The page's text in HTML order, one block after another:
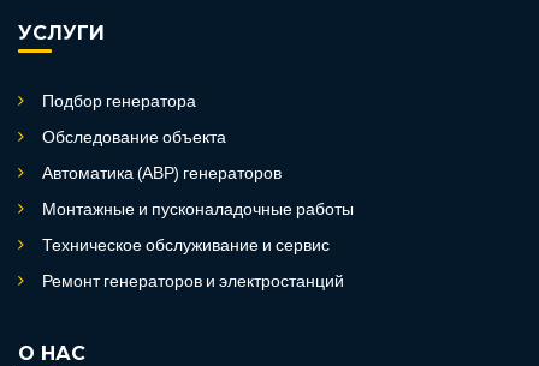
УСЛУГИ
Подбор генератора
Обследование объекта
Автоматика (АВР) генераторов
Монтажные и пусконаладочные работы
Техническое обслуживание и сервис
Ремонт генераторов и электростанций
О НАС